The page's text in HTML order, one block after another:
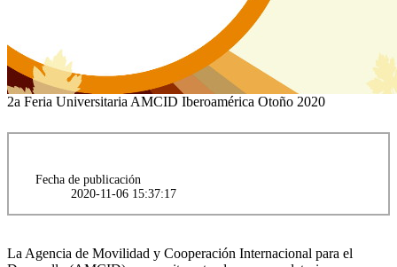
2a Feria Universitaria AMCID Iberoamérica Otoño 2020
Fecha de publicación
2020-11-06 15:37:17
La Agencia de Movilidad y Cooperación Internacional para el